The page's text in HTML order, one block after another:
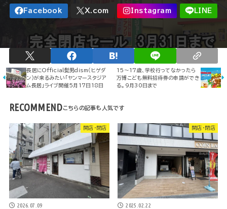
長居にOfficial髭男dism（ヒゲダ
ン）が来るみたい「ヤンマースタジア
ム長居」ライブ開催5月17日18日
15～17歳、学校行ってなかったら
万博こども無料招待券の申請ができ
る。9月30日まで
RECOMMEND
開店・閉店
2026.07.09
開店・閉店
2025.02.22